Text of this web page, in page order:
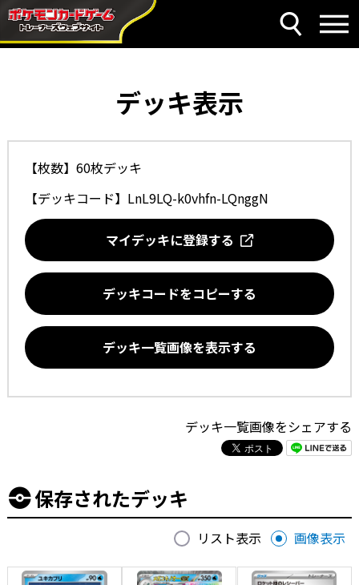
デッキ表示
【枚数】60枚デッキ
【デッキコード】 LnL9LQ-k0vhfn-LQnggN
マイデッキに登録する
デッキコードをコピーする
デッキ一覧画像を表示する
デッキ一覧画像をシェアする
保存されたデッキ
リスト表示 画像表示